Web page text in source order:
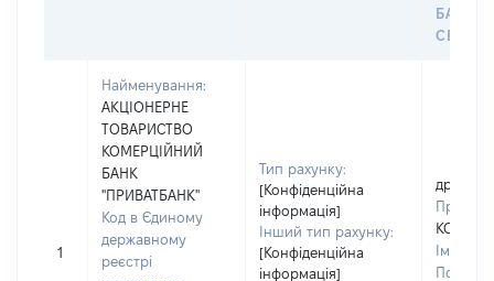
СЕЙФУ
1
Найменування:
АКЦІОНЕРНЕ
ТОВАРИСТВО
КОМЕРЦІЙНИЙ
БАНК
"ПРИВАТБАНК"
Код в Єдиному
державному
реєстрі
Тип рахунку:
[Конфіденційна
інформація]
Інший тип рахунку:
[Конфіденційна
інформація]
дружина
КОБЗАР
Ім'я:
По